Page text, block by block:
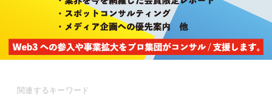
関連するキーワード